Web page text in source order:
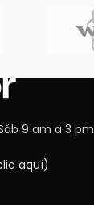
9 am a 3 pm
aquí)